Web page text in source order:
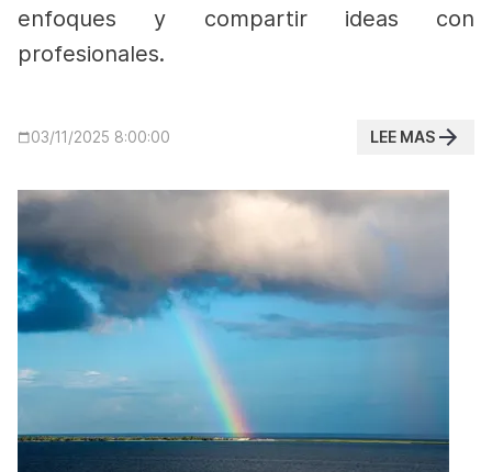
enfoques y compartir ideas con
profesionales.
03/11/2025 8:00:00 LEE MAS